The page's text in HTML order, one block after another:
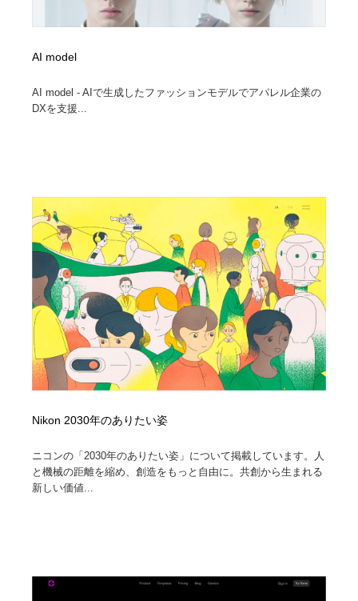
AI model
AI model - AIで生成したファッションモデルでアパレル企業の
DXを支援...
Nikon 2030年のありたい姿
ニコンの「2030年のありたい姿」について掲載しています。人
と機械の距離を縮め、創造をもっと自由に。共創から生まれる
新しい価値...